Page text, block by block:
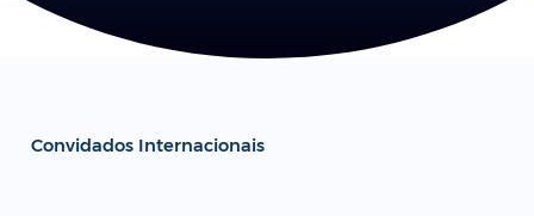
Convidados Internacionais